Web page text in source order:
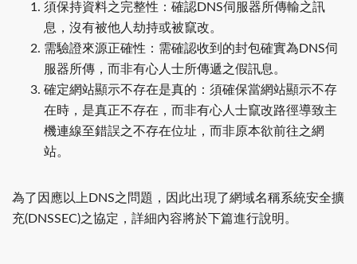
須保持資料之完整性：確認DNS伺服器所傳輸之訊
息，沒有被他人劫持或被竄改。
需驗證來源正確性：需確認收到的封包確實為DNS伺
服器所傳，而非有心人士所傳遞之假訊息。
確定網站顯示不存在是真的：須確保當網站顯示不存
在時，是真正不存在，而非有心人士竄改路徑導致主
機連線至錯誤之不存在位址，而非原本欲前往之網
站。
為了因應以上DNS之問題，因此出現了網域名稱系統安全擴
充(DNSSEC)之協定，詳細內容將於下篇進行說明。